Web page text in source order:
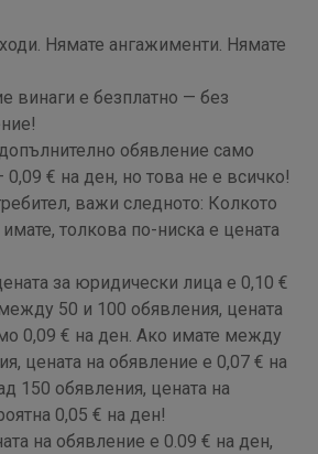
Нямате ангажименти. Нямате
винаги е безплатно — без
обявление само
0,09 € на ден, но това не е всичко!
важи следното: Колкото
толкова по-ниска е цената
за юридически лица е 0,10 €
50 и 100 обявления, цената
0,09 € на ден. Ако имате между
цената на обявление е 0,07 € на
150 обявления, цената на
0,05 € на ден!
на обявление е 0.09 € на ден,